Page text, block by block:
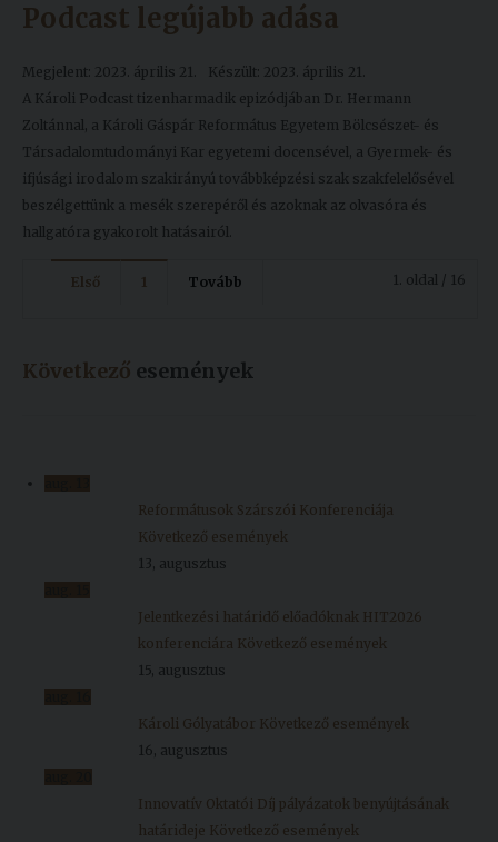
Podcast legújabb adása
Megjelent: 2023. április 21.
Készült: 2023. április 21.
A Károli Podcast tizenharmadik epizódjában Dr. Hermann
Zoltánnal, a Károli Gáspár Református Egyetem Bölcsészet- és
Társadalomtudományi Kar egyetemi docensével, a Gyermek- és
ifjúsági irodalom szakirányú továbbképzési szak szakfelelősével
beszélgettünk a mesék szerepéről és azoknak az olvasóra és
hallgatóra gyakorolt hatásairól.
1. oldal / 16
Első 1 Tovább
Következő események
Reformátusok Szárszói Konferenciája
Következő események
13, augusztus
Jelentkezési határidő előadóknak HIT2026
konferenciára Következő események
15, augusztus
Károli Gólyatábor Következő események
16, augusztus
Innovatív Oktatói Díj pályázatok benyújtásának
határideje Következő események